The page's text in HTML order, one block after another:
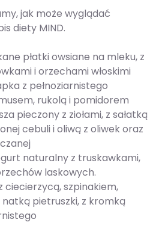
jak może wyglądać
diety MIND.
płatki owsiane na mleku, z
i orzechami włoskimi
z pełnoziarnistego
rukolą i pomidorem
pieczony z ziołami, z sałatką
cebuli i oliwą z oliwek oraz
naturalny z truskawkami,
laskowych.
ciecierzycą, szpinakiem,
pietruszki, z kromką